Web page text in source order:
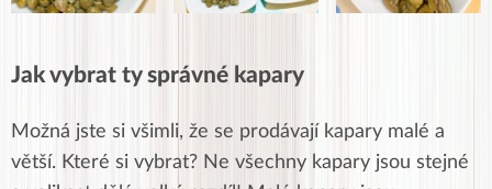
Jak vybrat ty správné kapary
Možná jste si všimli, že se prodávají kapary malé a
větší. Které si vybrat? Ne všechny kapary jsou stejné